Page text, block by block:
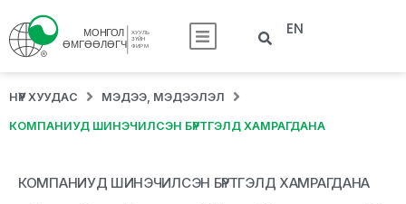
EN
НҮҮР ХУУДАС МЭДЭЭ, МЭДЭЭЛЭЛ
КОМПАНИУД ШИНЭЧИЛСЭН БҮРТГЭЛД ХАМРАГДАНА
КОМПАНИУД ШИНЭЧИЛСЭН БҮРТГЭЛД ХАМРАГДАНА